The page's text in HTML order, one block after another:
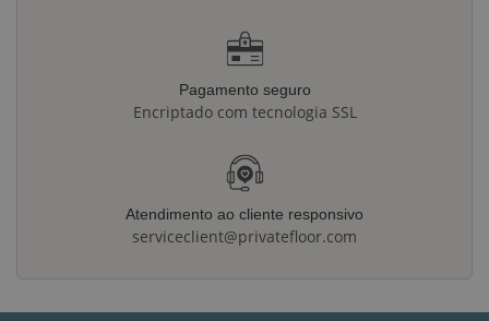
Pagamento seguro
Encriptado com tecnologia SSL
Atendimento ao cliente responsivo
serviceclient@privatefloor.com